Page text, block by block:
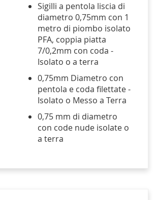
Sigilli a pentola liscia di
diametro 0,75mm con 1
metro di piombo isolato
PFA, coppia piatta
7/0,2mm con coda -
Isolato o a terra
0,75mm Diametro con
pentola e coda filettate -
Isolato o Messo a Terra
0,75 mm di diametro
con code nude isolate o
a terra